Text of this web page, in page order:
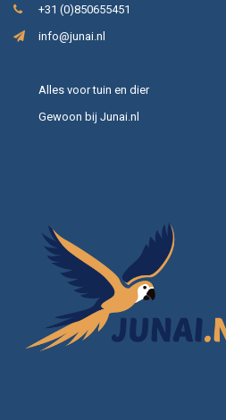
+31 (0)850655451
info@junai.nl
Alles voor tuin en dier
Gewoon bij Junai.nl